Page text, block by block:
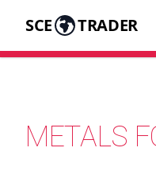
SCE TRADER
METALS